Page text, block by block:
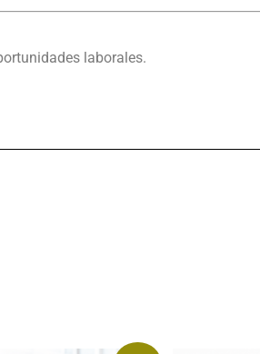
laborales.